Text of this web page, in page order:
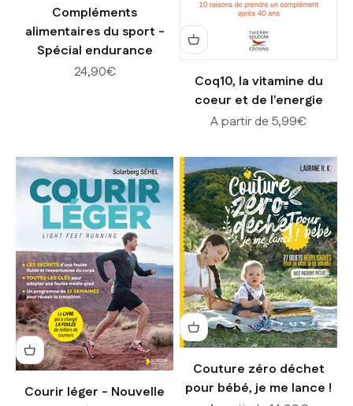
Compléments
alimentaires du sport -
Spécial endurance
Prix de vente
24,90€
Coq10, la vitamine du
coeur et de l'energie
Prix de vente
A partir de 5,99€
Courir léger - Nouvelle
Couture zéro déchet
pour bébé, je me lance !